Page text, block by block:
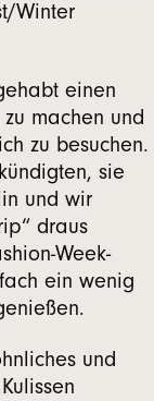
Winter
einen
zu machen und
zu besuchen.
sie
und wir
draus
Week-
ein wenig
und